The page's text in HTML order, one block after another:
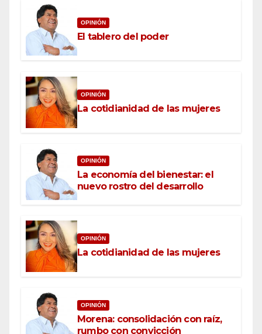
OPINIÓN
El tablero del poder
OPINIÓN
La cotidianidad de las mujeres
OPINIÓN
La economía del bienestar: el
nuevo rostro del desarrollo
OPINIÓN
La cotidianidad de las mujeres
OPINIÓN
Morena: consolidación con raíz,
rumbo con convicción